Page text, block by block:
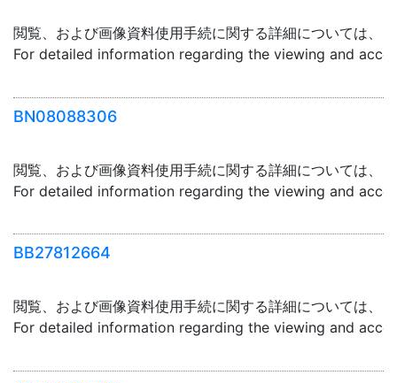
閲覧、および画像資料使用手続に関する詳細については、「
For detailed information regarding the viewing and
BN08088306
閲覧、および画像資料使用手続に関する詳細については、「
For detailed information regarding the viewing and
BB27812664
閲覧、および画像資料使用手続に関する詳細については、「
For detailed information regarding the viewing and